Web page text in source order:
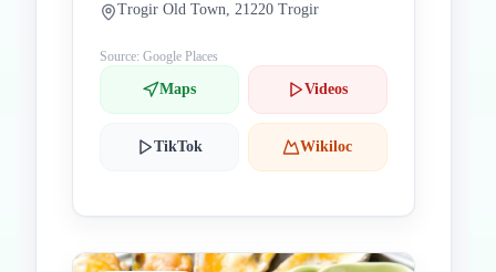
Trogir Old Town, 21220 Trogir
Source: Google Places
Maps Videos
TikTok Wikiloc